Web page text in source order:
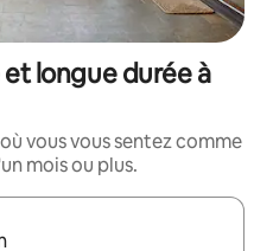
longue durée à
vous vous sentez comme
mois ou plus.
utilisez les flèches vers le